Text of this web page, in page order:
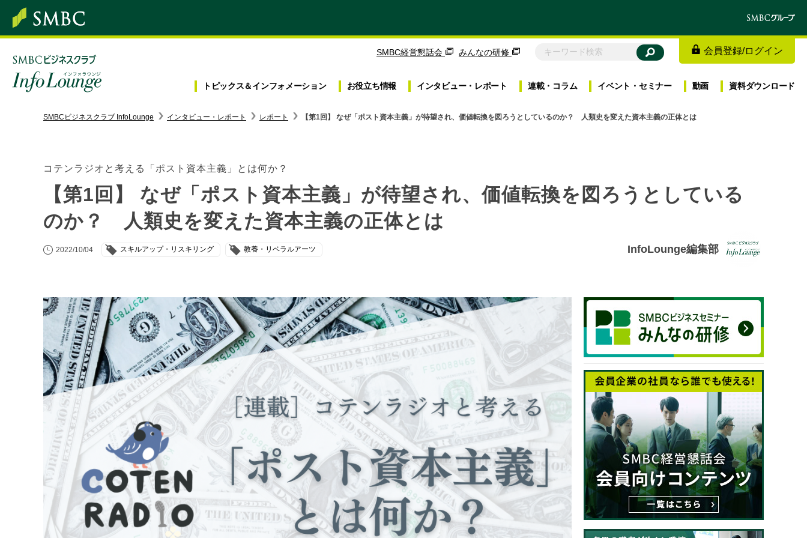
SMBC経営懇話会 みんなの研修 会員登録/ログイン
トピックス＆インフォメーション お役立ち情報 インタビュー・ レポート 連載・ コラム イベント・ セミナー 動画 資料ダウンロード
トピックス＆インフォメーション
お役立ち情報
インタビュー・レポート
イベント・セミナー
資料ダウンロード
InfoLoungeとは
プライバシーポリシー
本サイトのご利用にあたって
お問い合わせ
SMBCビジネスクラブ InfoLounge インタビュー・レポート レポート 【第1回】 なぜ「ポスト資本主義」が待望され、価値転換を図ろうとしているのか？ 人類史を変えた資本主義の正体とは
コテンラジオと考える「ポスト資本主義」とは何か？
【第1回】 なぜ「ポスト資本主義」が待望され、価値転換を図ろうとしている
のか？ 人類史を変えた資本主義の正体とは
2022/10/04 スキルアップ・リスキリング 教養・リベラルアーツ InfoLounge編集部